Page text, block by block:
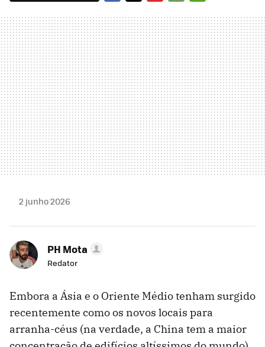
MAIL
2 junho 2026
PH Mota
Redator
Embora a Ásia e o Oriente Médio tenham surgido
recentemente como os novos locais para
arranha-céus (na verdade, a China tem a maior